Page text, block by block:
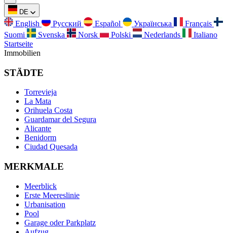
DE
English Русский Español Українська
Français
Suomi
Svenska Norsk Polski Nederlands
Italiano
Startseite
Immobilien
STÄDTE
Torrevieja
La Mata
Orihuela Costa
Guardamar del Segura
Alicante
Benidorm
Ciudad Quesada
MERKMALE
Meerblick
Erste Meereslinie
Urbanisation
Pool
Garage oder Parkplatz